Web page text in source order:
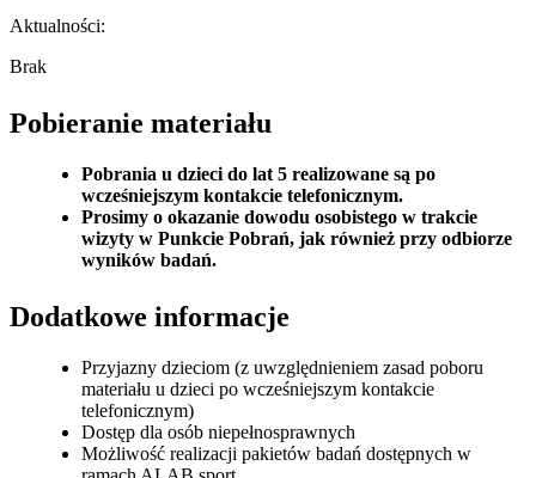
Aktualności:
Brak
Pobieranie materiału
Pobrania u dzieci do lat 5 realizowane są po
wcześniejszym kontakcie telefonicznym.
Prosimy o okazanie dowodu osobistego w trakcie
wizyty w Punkcie Pobrań, jak również przy odbiorze
wyników badań.
Dodatkowe informacje
Przyjazny dzieciom (z uwzględnieniem zasad poboru
materiału u dzieci po wcześniejszym kontakcie
telefonicznym)
Dostęp dla osób niepełnosprawnych
Możliwość realizacji pakietów badań dostępnych w